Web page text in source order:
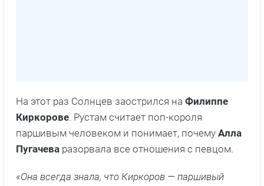
На этот раз Солнцев заострился на Филиппе
Киркорове. Рустам считает поп-короля
паршивым человеком и понимает, почему Алла
Пугачева разорвала все отношения с певцом.
«Она всегда знала, что Киркоров — паршивый